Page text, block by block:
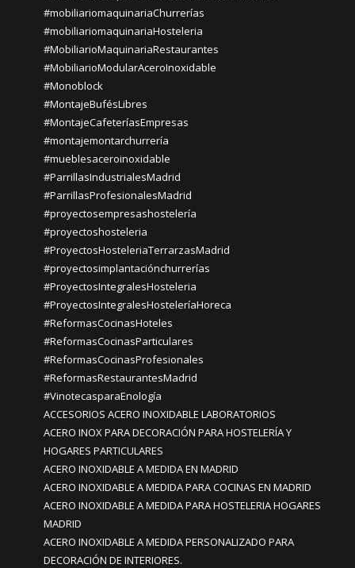
#mobiliariomaquinariaChurrerías
#mobiliariomaquinariaHosteleria
#MobiliarioMaquinariaRestaurantes
#MobiliarioModularAceroInoxidable
#Monoblock
#MontajeBufésLibres
#MontajeCafeteríasEmpresas
#montajemontarchurrería
#mueblesaceroinoxidable
#ParrillasIndustrialesMadrid
#ParrillasProfesionalesMadrid
#proyectosempresashostelería
#proyectoshosteleria
#ProyectosHosteleriaTerrarzasMadrid
#proyectosimplantaciónchurrerías
#ProyectosIntegralesHosteleria
#ProyectosIntegralesHosteleríaHoreca
#ReformasCocinasHoteles
#ReformasCocinasParticulares
#ReformasCocinasProfesionales
#ReformasRestaurantesMadrid
#VinotecasparaEnología
ACCESORIOS ACERO INOXIDABLE LABORATORIOS
ACERO INOX PARA DECORACIÓN PARA HOSTELERÍA Y
HOGARES PARTICULARES
ACERO INOXIDABLE A MEDIDA EN MADRID
ACERO INOXIDABLE A MEDIDA PARA COCINAS EN MADRID
ACERO INOXIDABLE A MEDIDA PARA HOSTELERIA HOGARES
MADRID
ACERO INOXIDABLE A MEDIDA PERSONALIZADO PARA
DECORACIÓN DE INTERIORES.